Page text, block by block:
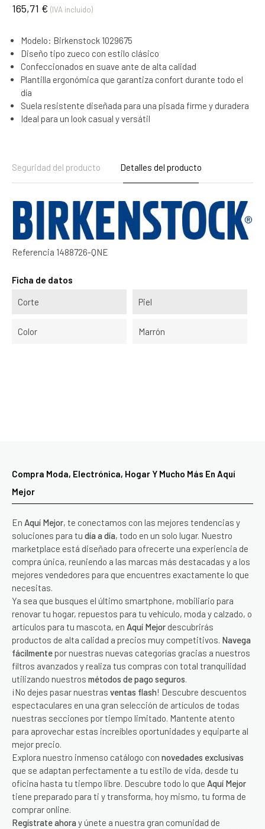
165,71 € (IVA incluido)
Modelo: Birkenstock 1029675
Diseño tipo zueco con estilo clásico
Confeccionados en suave ante de alta calidad
Plantilla ergonómica que garantiza confort durante todo el
día
Suela resistente diseñada para una pisada firme y duradera
Ideal para un look casual y versátil
Seguridad del producto Detalles del producto
Referencia 1488726-QNE
Ficha de datos
Corte Piel
Color Marrón
Compra Moda, Electrónica, Hogar Y Mucho Más En Aquí
Mejor
En Aquí Mejor, te conectamos con las mejores tendencias y
soluciones para tu día a día, todo en un solo lugar. Nuestro
marketplace está diseñado para ofrecerte una experiencia de
compra única, reuniendo a las marcas más destacadas y a los
mejores vendedores para que encuentres exactamente lo que
necesitas.
Ya sea que busques el último smartphone, mobiliario para
renovar tu hogar, repuestos para tu vehículo, moda y calzado, o
artículos para tu mascota, en Aquí Mejor descubrirás
productos de alta calidad a precios muy competitivos. Navega
fácilmente por nuestras nuevas categorías gracias a nuestros
filtros avanzados y realiza tus compras con total tranquilidad
utilizando nuestros métodos de pago seguros.
¡No dejes pasar nuestras ventas flash! Descubre descuentos
espectaculares en una gran selección de artículos de todas
nuestras secciones por tiempo limitado. Mantente atento
para aprovechar estas increíbles oportunidades y equiparte al
mejor precio.
Explora nuestro inmenso catálogo con novedades exclusivas
que se adaptan perfectamente a tu estilo de vida, desde tu
oficina hasta tu tiempo libre. Descubre todo lo que Aquí Mejor
tiene preparado para ti y transforma, hoy mismo, tu forma de
comprar online.
Regístrate ahora y únete a nuestra gran comunidad de